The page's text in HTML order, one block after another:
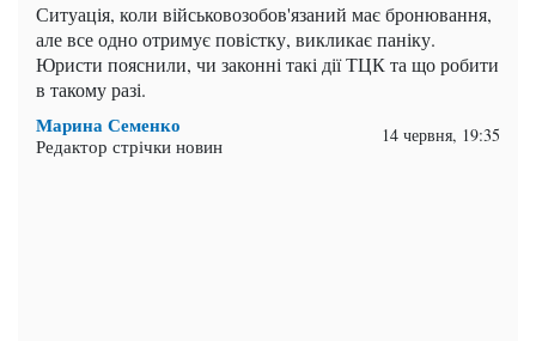
Ситуація, коли військовозобов'язаний має бронювання,
але все одно отримує повістку, викликає паніку.
Юристи пояснили, чи законні такі дії ТЦК та що робити
в такому разі.
Марина Семенко
Редактор стрічки новин 14 червня, 19:35